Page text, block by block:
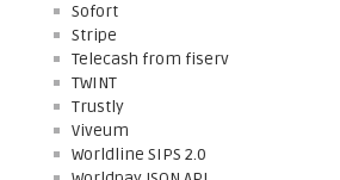
Sofort
Stripe
Telecash from fiserv
TWINT
Trustly
Viveum
Worldline SIPS 2.0